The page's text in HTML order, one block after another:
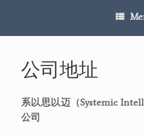
公司地址
系以思以迈（Systemic
公司